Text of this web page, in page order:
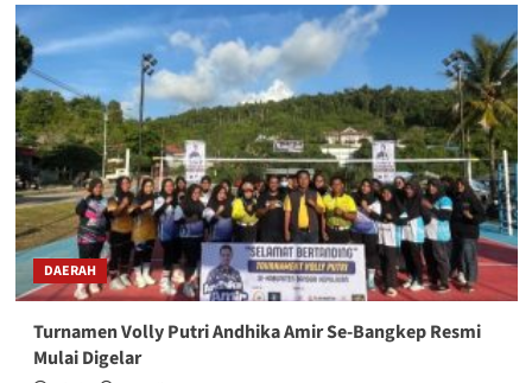
DAERAH
Turnamen Volly Putri Andhika Amir Se-Bangkep Resmi
Mulai Digelar